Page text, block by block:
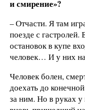
и смирение»?
– Отчасти. Я там
поезде с
остановок в купе
человек… И у них
Человек болен,
доехать до
за ним. Но в руках у